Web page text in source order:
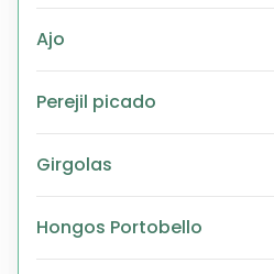
Ajo
Perejil picado
Girgolas
Hongos Portobello